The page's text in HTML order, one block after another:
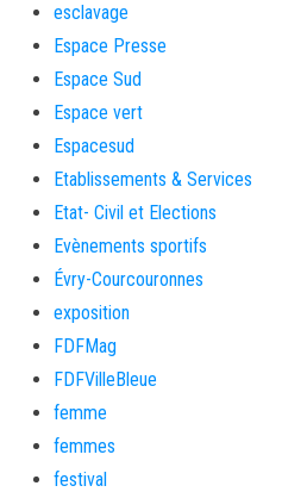
esclavage
Espace Presse
Espace Sud
Espace vert
Espacesud
Etablissements & Services
Etat- Civil et Elections
Evènements sportifs
Évry-Courcouronnes
exposition
FDFMag
FDFVilleBleue
femme
femmes
festival